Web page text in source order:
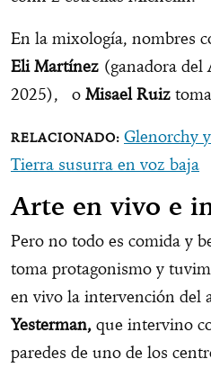
En la mixología, nombres
Eli Martínez (ganadora del
2025), o Misael Ruiz
Glenorchy
Tierra susurra en voz baja
Arte en vivo e
Pero no todo es comida y
toma protagonismo y
en vivo la intervención del
Yesterman, que intervino
paredes de uno de los